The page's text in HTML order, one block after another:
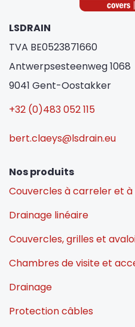
LSDRAIN
TVA BE0523871660
Antwerpsesteenweg 1068
9041 Gent-Oostakker
+32 (0)483 052 115
bert.claeys@lsdrain.eu
Nos produits
Couvercles à carreler et
Drainage linéaire
Couvercles, grilles et
Chambres de visite et
Drainage
Protection câbles